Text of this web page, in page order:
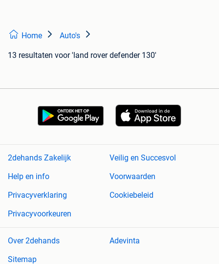
Home Auto's
13 resultaten voor 'land rover defender 130'
2dehands Zakelijk
Veilig en Succesvol
Help en info
Voorwaarden
Privacyverklaring
Cookiebeleid
Privacyvoorkeuren
Over 2dehands
Adevinta
Sitemap